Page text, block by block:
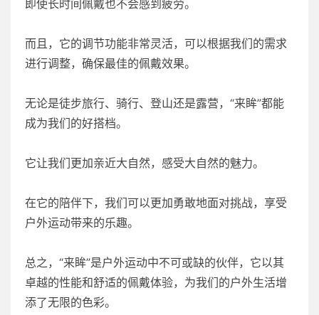
即使长时间佩戴也不会感到疲劳。
而且，它的调节功能非常灵活，可以根据我们的需求
进行调整，确保最佳的佩戴效果。
无论是徒步旅行、骑行、登山还是露营，“来眸”都能
成为我们的好搭档。
它让我们更加亲近大自然，感受大自然的魅力。
在它的陪伴下，我们可以更加勇敢地面对挑战，享受
户外运动带来的乐趣。
总之，“来眸”是户外运动中不可或缺的伙伴，它以其
卓越的性能和舒适的佩戴体验，为我们的户外生活增
添了无限的色彩。